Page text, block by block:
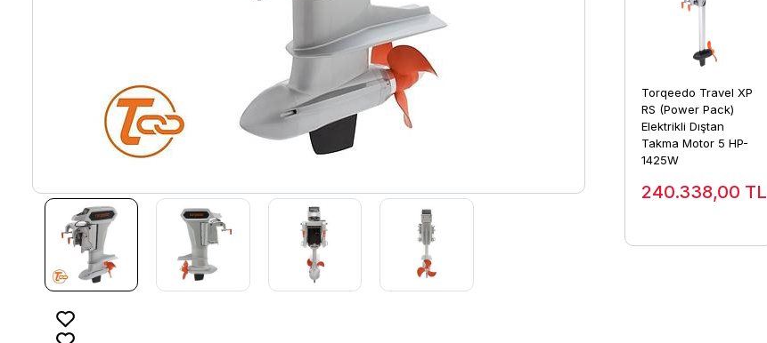
Torqeedo Travel XP
RS (Power Pack)
Elektrikli Dıştan
Takma Motor 5 HP-
1425W
240.338,00 TL